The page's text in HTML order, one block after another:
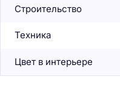
Строительство
Техника
Цвет в интерьере